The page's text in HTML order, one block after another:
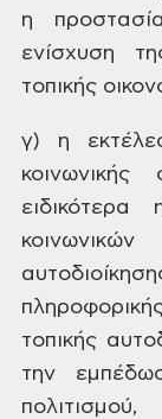
η
ενίσχυση
τοπικής
γ) η
τοπικής
την
πολιτισμού,